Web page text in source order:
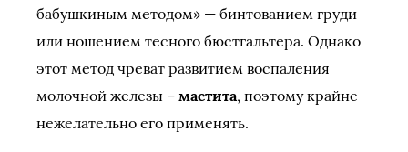
бабушкиным методом» — бинтованием груди
или ношением тесного бюстгальтера. Однако
этот метод чреват развитием воспаления
молочной железы – мастита, поэтому крайне
нежелательно его применять.